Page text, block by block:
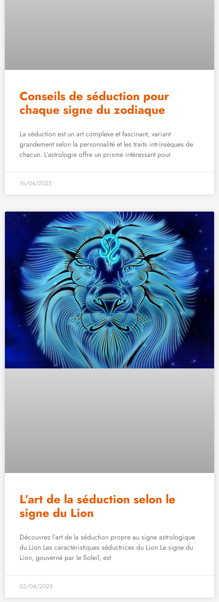
Conseils de séduction pour
chaque signe du zodiaque
La séduction est un art complexe et fascinant, variant
grandement selon la personnalité et les traits intrinsèques de
chacun. L’astrologie offre un prisme intéressant pour
16/04/2025
L’art de la séduction selon le
signe du Lion
Découvrez l’art de la séduction propre au signe astrologique
du Lion Les caractéristiques séductrices du Lion Le signe du
Lion, gouverné par le Soleil, est
03/04/2025